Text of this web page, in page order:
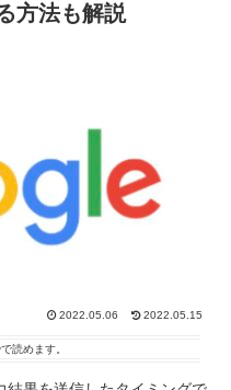
方法も解説
2022.05.06 2022.05.15
で読めます。